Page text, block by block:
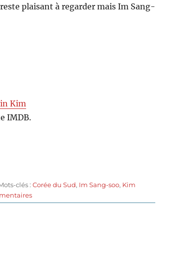
reste plaisant à regarder mais Im Sang-
Kim
IMDB.
clés :Corée du Sud, Im Sang-soo, Kim
sur
L’ivresse